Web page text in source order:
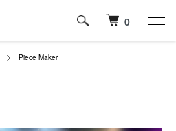
0
Piece Maker